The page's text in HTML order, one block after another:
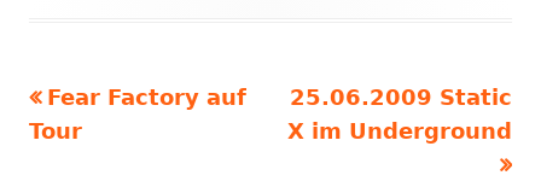
Beitragsnavigation
Vorheriger
Beitrag:
Fear Factory auf
Tour
Nächster
Beitrag
25.06.2009 Static
X im Underground